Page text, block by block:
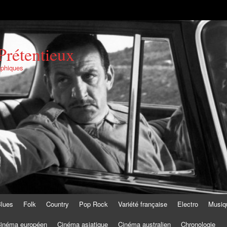
Folk Country Pop Rock Variété française Electro
européen Cinéma asiatique Cinéma australien Chronologie